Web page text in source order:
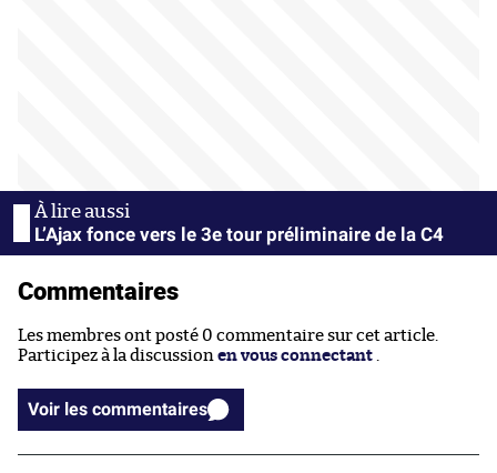
L’Ajax fonce vers le 3e tour préliminaire de la C4
Commentaires
Les membres ont posté 0 commentaire sur cet article.
Participez à la discussion en vous connectant .
Voir les commentaires